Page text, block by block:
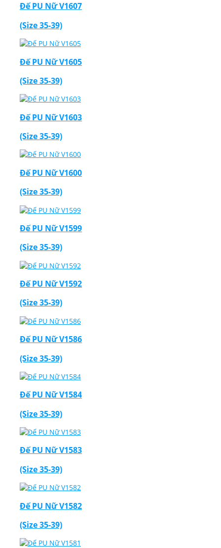
Đế PU Nữ V1607
(Size 35-39)
Đế PU Nữ V1605
(Size 35-39)
Đế PU Nữ V1603
(Size 35-39)
Đế PU Nữ V1600
(Size 35-39)
Đế PU Nữ V1599
(Size 35-39)
Đế PU Nữ V1592
(Size 35-39)
Đế PU Nữ V1586
(Size 35-39)
Đế PU Nữ V1584
(Size 35-39)
Đế PU Nữ V1583
(Size 35-39)
Đế PU Nữ V1582
(Size 35-39)
Thiết Kế Website